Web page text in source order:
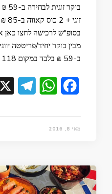
בסופ"ש לרכישה לחצו כאן
מבין בוקר יחיד/פריטטה
ב-59 ₪ בלבד במקום 118 ₪ ארוחת בוקר זוגית + …
Facebook
WhatsApp
מאי 8, 2016